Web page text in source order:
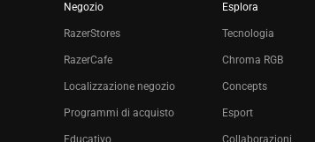
Negozio
RazerStores
RazerCafe
Localizzazione negozio
Programmi di acquisto
Educativo
Esplora
Tecnologia
Chroma RGB
Concepts
Esport
Collaborazioni